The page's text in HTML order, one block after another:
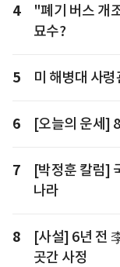
4
"폐기 버스 개
묘수?
5 미 해병대 사
6 [오늘의 운세]
7
[박정훈 칼럼]
나라
8
[사설] 6년 전
곳간 사정